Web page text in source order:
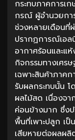
กระทบภาคการเ
กรณ์ ผู้อำนวยกา
ช่วงหลายเดือนที่
ปรากฏการณ์เอ
อากาศร้อนและแ
กิจกรรมทางเศ
เฉพาะสินค้าภาค
รับผลกระทบนั้น
ผลไม้สด เนื่องจ
ค่อนข้างมาก ซึ่ง
พื้นที่เพาะปลูก เป็
เสียหายต่อผลผลิ